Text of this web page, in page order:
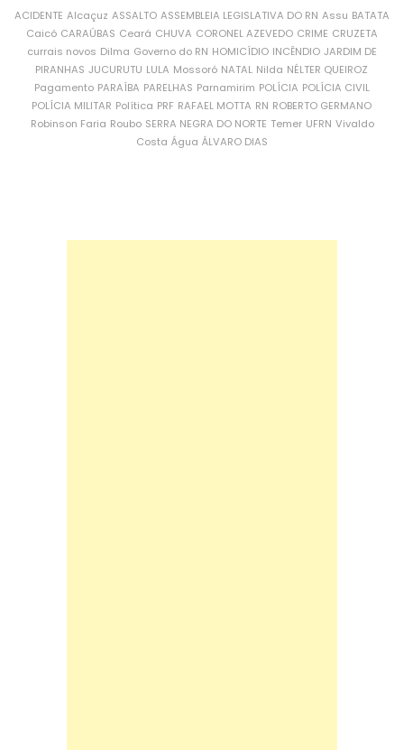
ACIDENTE Alcaçuz ASSALTO ASSEMBLEIA LEGISLATIVA DO RN Assu BATATA
Caicó CARAÚBAS Ceará CHUVA CORONEL AZEVEDO CRIME CRUZETA
currais novos Dilma Governo do RN HOMICÍDIO INCÊNDIO JARDIM DE
PIRANHAS JUCURUTU LULA Mossoró NATAL Nilda NÉLTER QUEIROZ
Pagamento PARAÍBA PARELHAS Parnamirim POLÍCIA POLÍCIA CIVIL
POLÍCIA MILITAR Política PRF RAFAEL MOTTA RN ROBERTO GERMANO
Robinson Faria Roubo SERRA NEGRA DO NORTE Temer UFRN Vivaldo
Costa Água ÁLVARO DIAS